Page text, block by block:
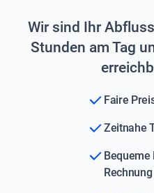
Wir sind Ihr
Stunden am Tag
Faire
Zeitnahe
Rechnung